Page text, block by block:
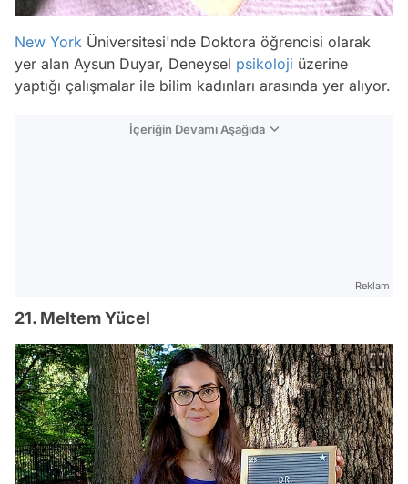
New York Üniversitesi'nde Doktora öğrencisi olarak
yer alan Aysun Duyar, Deneysel psikoloji üzerine
yaptığı çalışmalar ile bilim kadınları arasında yer alıyor.
İçeriğin Devamı Aşağıda
Reklam
21. Meltem Yücel